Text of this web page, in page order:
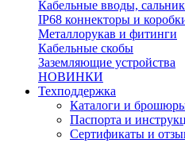
Кабельные вводы,
IP68 коннекторы и
Металлорукав и фитинги
Кабельные скобы
Заземляющие устройства
НОВИНКИ
Техподдержка
Каталоги и
Паспорта и
Сертификаты и